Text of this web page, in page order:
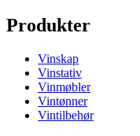
Produkter
Vinskap
Vinstativ
Vinmøbler
Vintønner
Vintilbehør